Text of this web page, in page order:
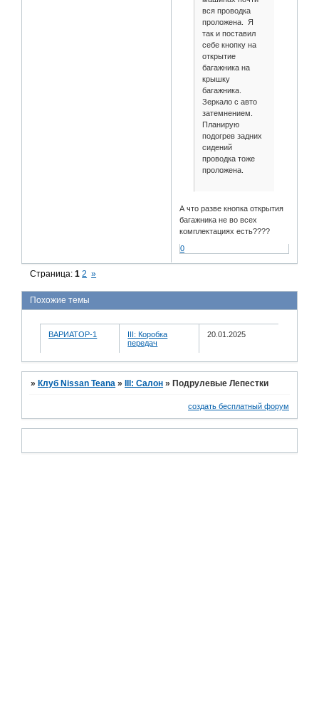
вся проводка
проложена. Я
так и поставил
себе кнопку на
открытие
багажника на
крышку
багажника.
Зеркало с авто
затемнением.
Планирую
подогрев задних
сидений
проводка тоже
проложена.
А что разве кнопка открытия
багажника не во всех
комплектациях есть????
0
Страница:1 2 »
Похожие темы
ВАРИАТОР-1
III: Коробка
передач
20.01.2025
» Клуб Nissan Teana » III: Салон » Подрулевые Лепестки
создать бесплатный форум